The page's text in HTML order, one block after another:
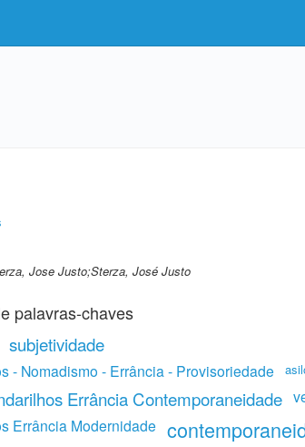
Jose Justo;Sterza, José Justo
palavras-chaves
subjetividade
- Nomadismo - Errância - Provisoriedade
Errância Contemporaneidade
Errância Modernidade